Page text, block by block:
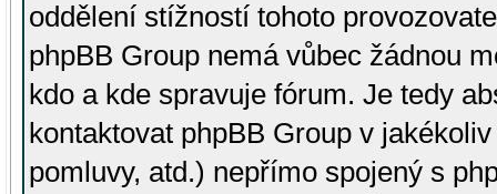
oddělení stížností tohoto
phpBB Group nemá vůbec žádnou
kdo a kde spravuje fórum. Je tedy
kontaktovat phpBB Group v
pomluvy, atd.) nepřímo spojený s